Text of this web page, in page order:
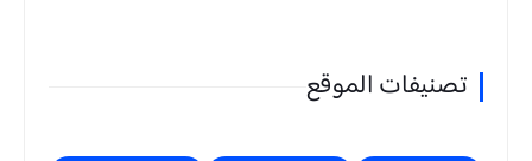
تصنيفات الموقع